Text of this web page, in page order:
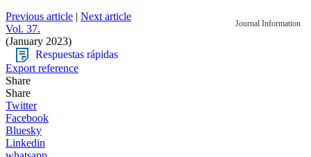
Journal Information
Previous article | Next article
Vol. 37.
(January 2023)
Respuestas rápidas
Export reference
Share
Share
Twitter
Facebook
Bluesky
Linkedin